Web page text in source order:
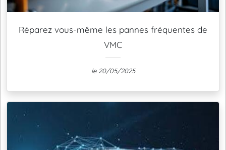
Réparez vous-même les pannes fréquentes de
VMC
le 20/05/2025